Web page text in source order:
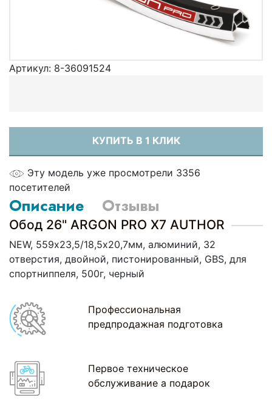
Артикул: 8-36091524
КУПИТЬ В 1 КЛИК
Эту модель уже просмотрели 3356
посетителей
Описание Отзывы
Обод 26" ARGON PRO X7 AUTHOR
NEW, 559х23,5/18,5х20,7мм, алюминий, 32
отверстия, двойной, пистонированный, GBS, для
спортниппеля, 500г, черный
Профессиональная
предпродажная подготовка
Первое техническое
обслуживание а подарок